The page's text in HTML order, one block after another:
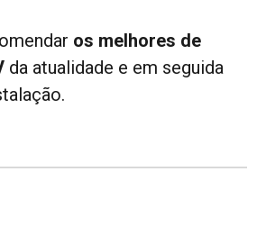
os melhores de
da atualidade e em seguida